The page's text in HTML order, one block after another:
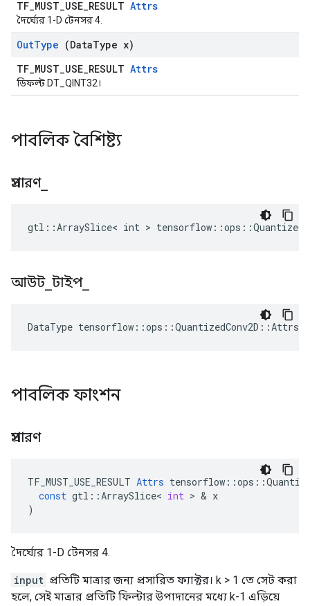
TF_MUST_USE_RESULT Attrs
দৈর্ঘ্যের 1-D টেনসর 4.
OutType (DataType x)
TF_MUST_USE_RESULT Attrs
ডিফল্ট DT_QINT32।
পাবলিক বৈশিষ্ট্য
প্রসারণ_
gtl::ArraySlice< int >
আউট_ টাইপ_
DataType tensorflow ::ops ::QuantizedConv2D ::Attrs
পাবলিক ফাংশন
প্রসারণ
TF_MUST_USE_RESULT Attrs tensorflow ::ops ::
const gtl ::ArraySlice< int > & x
)
দৈর্ঘ্যের 1-D টেনসর 4.
input প্রতিটি মাত্রার জন্য প্রসারিত ফ্যাক্টর। k > 1 তে সেট করা
হলে, সেই মাত্রার প্রতিটি ফিল্টার উপাদানের মধ্যে k-1 এড়িয়ে